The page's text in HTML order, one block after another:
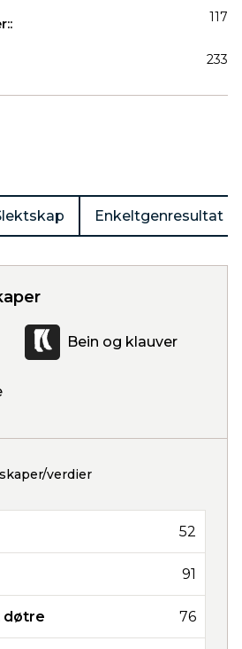
117
233
Enkeltgenresultat
Bein og klauver
verdier
52
91
døtre 76